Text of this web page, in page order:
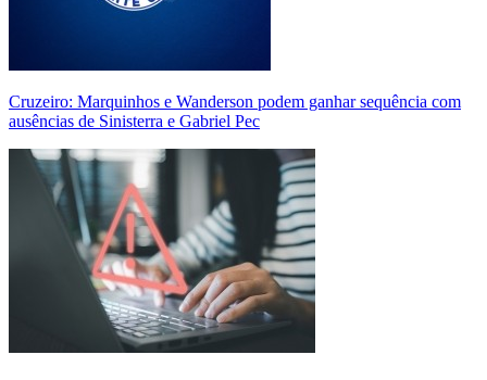
Cruzeiro: Marquinhos e Wanderson podem ganhar sequência com
ausências de Sinisterra e Gabriel Pec